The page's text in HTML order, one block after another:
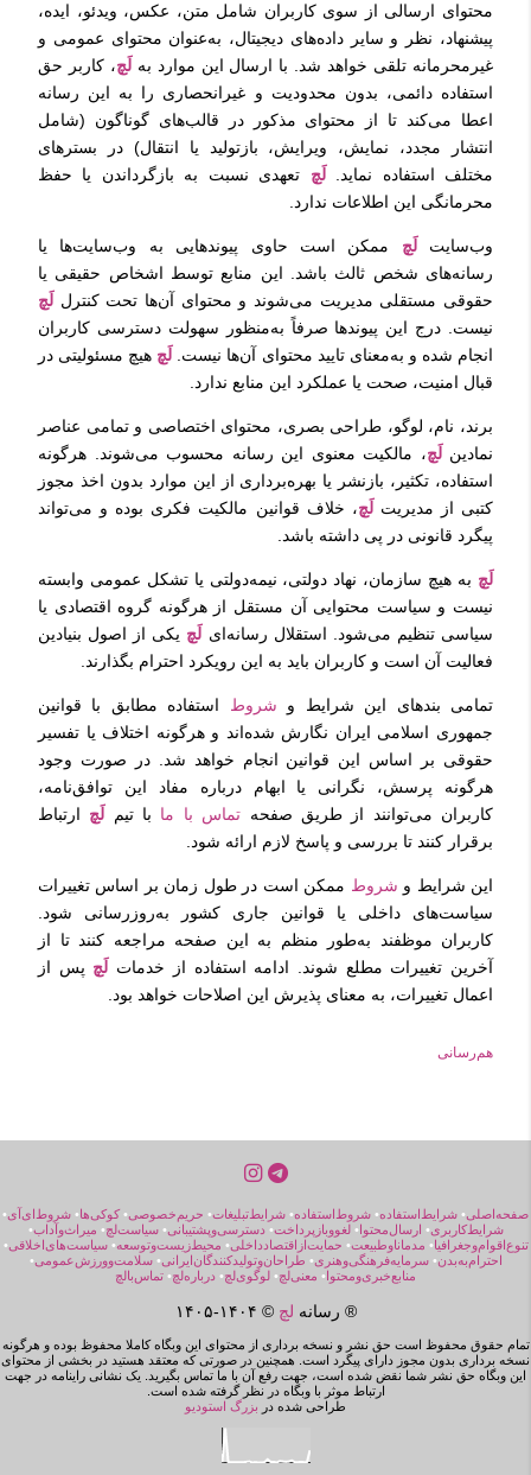
محتوای ارسالی از سوی کاربران شامل متن، عکس، ویدئو، ایده،
پیشنهاد، نظر و سایر داده‌های دیجیتال، به‌عنوان محتوای عمومی و
غیرمحرمانه تلقی خواهد شد. با ارسال این موارد بهلَچ، کاربر حق
استفاده دائمی، بدون محدودیت و غیرانحصاری را به این رسانه
اعطا می‌کند تا از محتوای مذکور در قالب‌های گوناگون (شامل
انتشار مجدد، نمایش، ویرایش، بازتولید یا انتقال) در بسترهای
مختلف استفاده نماید.لَچ تعهدی نسبت به بازگرداندن یا حفظ
محرمانگی این اطلاعات ندارد.
وب‌سایتلَچ ممکن است حاوی پیوندهایی به وب‌سایت‌ها یا
رسانه‌های شخص ثالث باشد. این منابع توسط اشخاص حقیقی یا
حقوقی مستقلی مدیریت می‌شوند و محتوای آن‌ها تحت کنترل لَچ
نیست. درج این پیوندها صرفاً به‌منظور سهولت دسترسی کاربران
انجام شده و به‌معنای تایید محتوای آن‌ها نیست. لَچ هیچ مسئولیتی در
قبال امنیت، صحت یا عملکرد این منابع ندارد.
برند، نام، لوگو، طراحی بصری، محتوای اختصاصی و تمامی عناصر
نمادینلَچ، مالکیت معنوی این رسانه محسوب می‌شوند. هرگونه
استفاده، تکثیر، بازنشر یا بهره‌برداری از این موارد بدون اخذ مجوز
کتبی از مدیریتلَچ، خلاف قوانین مالکیت فکری بوده و می‌تواند
پیگرد قانونی در پی داشته باشد.
لَچ به هیچ سازمان، نهاد دولتی، نیمه‌دولتی یا تشکل عمومی وابسته
نیست و سیاست محتوایی آن مستقل از هرگونه گروه اقتصادی یا
سیاسی تنظیم می‌شود. استقلال رسانه‌ای لَچ یکی از اصول بنیادین
فعالیت آن است و کاربران باید به این رویکرد احترام بگذارند.
تمامی بندهای این شرایط و شروط استفاده مطابق با قوانین
جمهوری اسلامی ایران نگارش شده‌اند و هرگونه اختلاف یا تفسیر
حقوقی بر اساس این قوانین انجام خواهد شد. در صورت وجود
هرگونه پرسش، نگرانی یا ابهام درباره مفاد این توافق‌نامه،
کاربران می‌توانند از طریق صفحه تماس با ما با تیم لَچ ارتباط
برقرار کنند تا بررسی و پاسخ لازم ارائه شود.
این شرایط و شروط ممکن است در طول زمان بر اساس تغییرات
سیاست‌های داخلی یا قوانین جاری کشور به‌روزرسانی شود.
کاربران موظفند به‌طور منظم به این صفحه مراجعه کنند تا از
آخرین تغییرات مطلع شوند. ادامه استفاده از خدمات لَچ پس از
اعمال تغییرات، به معنای پذیرش این اصلاحات خواهد بود.
هم‌رسانی
صفحه‌اصلی• شرایط‌استفاده• شروط‌استفاده• شرایط‌تبلیغات• حریم‌خصوصی•کوکی‌ها• شروط‌ای‌آی•
شرایط‌کاربری• ارسال‌محتوا•لغووبازپرداخت•دسترسی‌و‌پشتیبانی•سیاست‌لچ• میراث‌و‌آداب•
تنوع‌اقوام‌و‌جغرافیا• مد‌مانا‌و‌طبیعت• حمایت‌از‌اقتصاد‌داخلی• محیط‌زیست‌و‌توسعه•سیاست‌های‌اخلاقی•
احترام‌به‌بدن•سرمایه‌فرهنگی‌و‌هنری• طراحان‌و‌تولیدکنندگان‌ایرانی•سلامت‌و‌ورزش‌عمومی•
منابع‌خبری‌ومحتوا• معنی‌لچ• لوگوی‌لچ• درباره‌لچ• تماس‌بالچ
® رسانه لچ © ۱۴۰۴- ۱۴۰۵
تمام حقوق محفوظ است حق نشر و نسخه برداری از محتوای این وبگاه کاملا محفوظ بوده و هرگونه
نسخه برداری بدون مجوز دارای پیگرد است. همچنین در صورتی که معتقد هستید در بخشی از محتوای
این وبگاه حق نشر شما نقض شده است، جهت رفع آن با ما تماس بگیرید. یک نشانی راینامه در جهت
ارتباط موثر با وبگاه در نظر گرفته شده است.
طراحی شده در بزرگ استودیو